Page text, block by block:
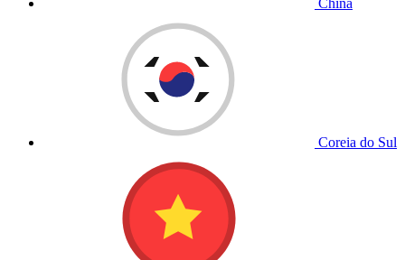
China
Coreia do Sul